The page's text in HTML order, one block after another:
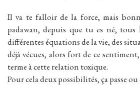
Il va te falloir de la force, mais
padawan, depuis que tu es né, tous
différentes équations de la vie, des
déjà vécues, alors fort de ce
terme à cette relation toxique.
Pour cela deux possibilités, ça passe ou